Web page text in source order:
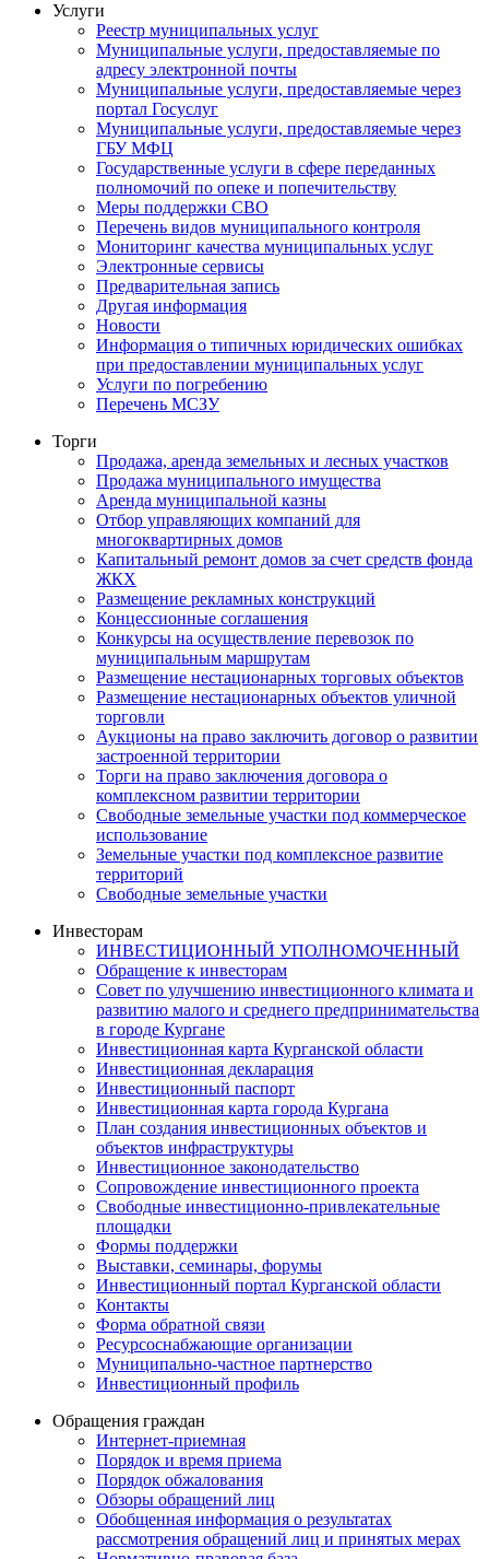
Услуги
Реестр муниципальных услуг
Муниципальные услуги, предоставляемые по
адресу электронной почты
Муниципальные услуги, предоставляемые через
портал Госуслуг
Муниципальные услуги, предоставляемые через
ГБУ МФЦ
Государственные услуги в сфере переданных
полномочий по опеке и попечительству
Меры поддержки СВО
Перечень видов муниципального контроля
Мониторинг качества муниципальных услуг
Электронные сервисы
Предварительная запись
Другая информация
Новости
Информация о типичных юридических ошибках
при предоставлении муниципальных услуг
Услуги по погребению
Перечень МСЗУ
Торги
Продажа, аренда земельных и лесных участков
Продажа муниципального имущества
Аренда муниципальной казны
Отбор управляющих компаний для
многоквартирных домов
Капитальный ремонт домов за счет средств фонда
ЖКХ
Размещение рекламных конструкций
Концессионные соглашения
Конкурсы на осуществление перевозок по
муниципальным маршрутам
Размещение нестационарных торговых объектов
Размещение нестационарных объектов уличной
торговли
Аукционы на право заключить договор о развитии
застроенной территории
Торги на право заключения договора о
комплексном развитии территории
Свободные земельные участки под коммерческое
использование
Земельные участки под комплексное развитие
территорий
Свободные земельные участки
Инвесторам
ИНВЕСТИЦИОННЫЙ УПОЛНОМОЧЕННЫЙ
Обращение к инвесторам
Совет по улучшению инвестиционного климата и
развитию малого и среднего предпринимательства
в городе Кургане
Инвестиционная карта Курганской области
Инвестиционная декларация
Инвестиционный паспорт
Инвестиционная карта города Кургана
План создания инвестиционных объектов и
объектов инфраструктуры
Инвестиционное законодательство
Сопровождение инвестиционного проекта
Свободные инвестиционно-привлекательные
площадки
Формы поддержки
Выставки, семинары, форумы
Инвестиционный портал Курганской области
Контакты
Форма обратной связи
Ресурсоснабжающие организации
Муниципально-частное партнерство
Инвестиционный профиль
Обращения граждан
Интернет-приемная
Порядок и время приема
Порядок обжалования
Обзоры обращений лиц
Обобщенная информация о результатах
рассмотрения обращений лиц и принятых мерах